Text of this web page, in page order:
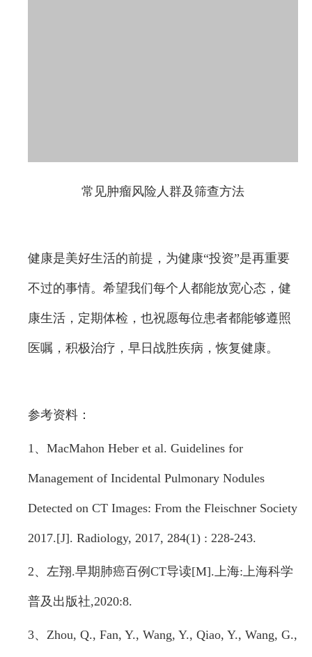
常见肿瘤风险人群及筛查方法
健康是美好生活的前提，为健康“投资”是再重要
不过的事情。希望我们每个人都能放宽心态，健
康生活，定期体检，也祝愿每位患者都能够遵照
医嘱，积极治疗，早日战胜疾病，恢复健康。
参考资料：
1、MacMahon Heber et al. Guidelines for
Management of Incidental Pulmonary Nodules
Detected on CT Images: From the Fleischner Society
2017.[J]. Radiology, 2017, 284(1) : 228-243.
2、左翔.早期肺癌百例CT导读[M].上海:上海科学
普及出版社,2020:8.
3、Zhou, Q., Fan, Y., Wang, Y., Qiao, Y., Wang, G.,